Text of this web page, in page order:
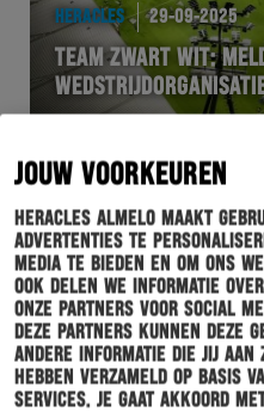
JOUW VOORKEUREN
Heracles Almelo maakt
advertenties te
media te bieden en om ons
Ook delen we informatie
onze partners voor social
Deze partners kunnen deze
andere informatie die jij
hebben verzameld op basis
services. Je gaat akkoord
HERACLES 29-09-2025
TEAM ZWART WIT:
HERACLES 28-09-2025